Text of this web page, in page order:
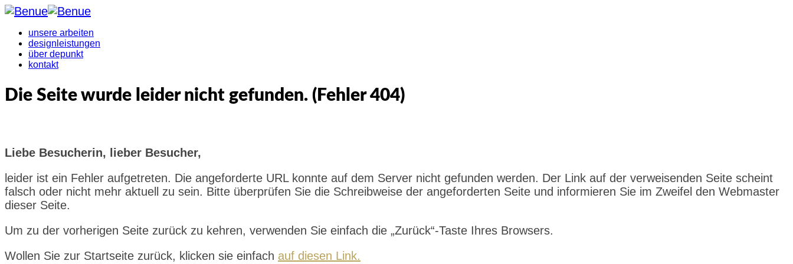
unsere arbeiten
designleistungen
über depunkt
kontakt
Die Seite wurde leider nicht gefunden. (Fehler 404)
Liebe Besucherin, lieber Besucher,
leider ist ein Fehler aufgetreten. Die angeforderte URL konnte auf dem Server nicht gefunden werden. Der Link auf der verweisenden Seite scheint
falsch oder nicht mehr aktuell zu sein. Bitte überprüfen Sie die Schreibweise der angeforderten Seite und informieren Sie im Zweifel den Webmaster
dieser Seite.
Um zu der vorherigen Seite zurück zu kehren, verwenden Sie einfach die „Zurück“-Taste Ihres Browsers.
Wollen Sie zur Startseite zurück, klicken sie einfach auf diesen Link.